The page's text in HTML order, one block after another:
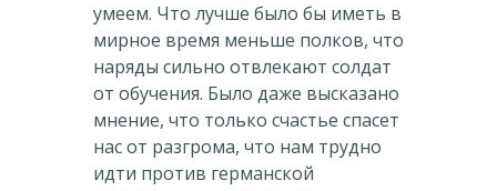
умеем. Что лучше было бы иметь в
мирное время меньше полков, что
наряды сильно отвлекают солдат
от обучения. Было даже высказано
мнение, что только счастье спасет
нас от разгрома, что нам трудно
идти против германской